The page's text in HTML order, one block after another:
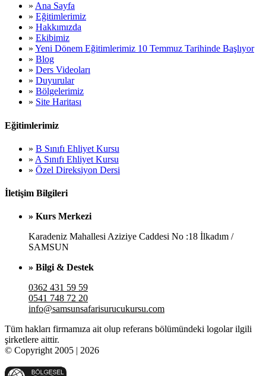
» Ana Sayfa
» Eğitimlerimiz
» Hakkımızda
» Ekibimiz
» Yeni Dönem Eğitimlerimiz 10 Temmuz Tarihinde Başlıyor
» Blog
» Ders Videoları
» Duyurular
» Bölgelerimiz
» Site Haritası
Eğitimlerimiz
» B Sınıfı Ehliyet Kursu
» A Sınıfı Ehliyet Kursu
» Özel Direksiyon Dersi
İletişim Bilgileri
» Kurs Merkezi
Karadeniz Mahallesi Aziziye Caddesi No :18 İlkadım /
SAMSUN
» Bilgi & Destek
0362 431 59 59
0541 748 72 20
info@samsunsafarisurucukursu.com
Tüm hakları firmamıza ait olup referans bölümündeki logolar ilgili
şirketlere aittir.
© Copyright 2005 | 2026